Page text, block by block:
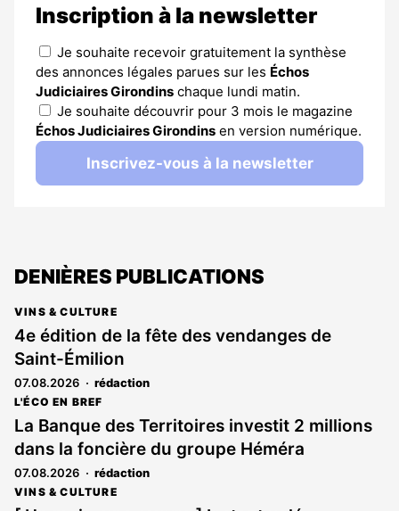
Inscription à la newsletter
Je souhaite recevoir gratuitement la synthèse
des annonces légales parues sur les Échos
Judiciaires Girondins chaque lundi matin.
Je souhaite découvrir pour 3 mois le magazine
Échos Judiciaires Girondins en version numérique.
Inscrivez-vous à la newsletter
DENIÈRES PUBLICATIONS
VINS & CULTURE
4e édition de la fête des vendanges de
Saint-Émilion
07.08.2026 rédaction
L'ÉCO EN BREF
La Banque des Territoires investit 2 millions
dans la foncière du groupe Héméra
07.08.2026 rédaction
VINS & CULTURE